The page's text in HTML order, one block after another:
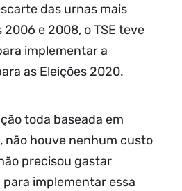
das urnas mais
e 2008, o TSE teve
implementar a
as Eleições 2020.
toda baseada em
não houve nenhum custo
precisou gastar
implementar essa